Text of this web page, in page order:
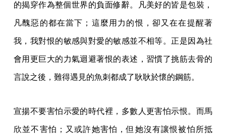
的揭穿作為整個世界的負面修辭。凡美好的皆是包裝，
凡醜惡的都在當下；這麼用力的恨，卻又在在提醒著
我，我對恨的敏感與對愛的敏感並不相等。正是因為社
會用更巨大的力氣迴避著恨的表述，習慣了挑筋去骨的
言說之後，難得遇見的魚刺都成了耿耿於懷的鋼筋。
宣揚不要害怕示愛的時代裡，多數人更害怕示恨。而馬
欣並不害怕；又或許她害怕，但她沒有讓恨被怕所抵